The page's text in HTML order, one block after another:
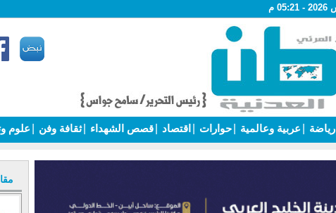
رياضة عربية وعالمية حوارات اقتصاد قصص الشهداء ثقافة وفن علوم